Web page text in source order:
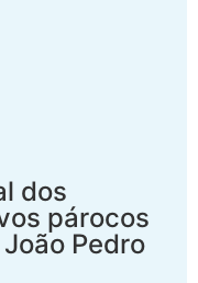
dos
párocos
Pedro